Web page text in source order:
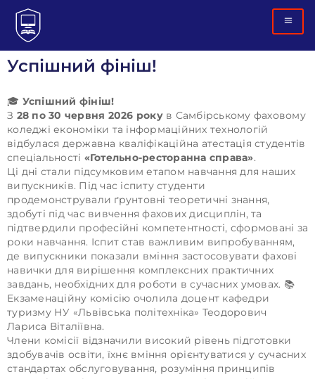
Успішний фініш!
🎓 Успішний фініш!
З 28 по 30 червня 2026 рокув Самбірському фаховому
коледжі економіки та інформаційних технологій
відбулася державна кваліфікаційна атестація студентів
спеціальності «Готельно-ресторанна справа».
Ці дні стали підсумковим етапом навчання для наших
випускників. Під час іспиту студенти
продемонстрували ґрунтовні теоретичні знання,
здобуті під час вивчення фахових дисциплін, та
підтвердили професійні компетентності, сформовані за
роки навчання. Іспит став важливим випробуванням,
де випускники показали вміння застосовувати фахові
навички для вирішення комплексних практичних
завдань, необхідних для роботи в сучасних умовах. 📚
Екзаменаційну комісію очолила доцент кафедри
туризму НУ «Львівська політехніка» Теодорович
Лариса Віталіївна.
Члени комісії відзначили високий рівень підготовки
здобувачів освіти, їхнє вміння орієнтуватися у сучасних
стандартах обслуговування, розуміння принципів